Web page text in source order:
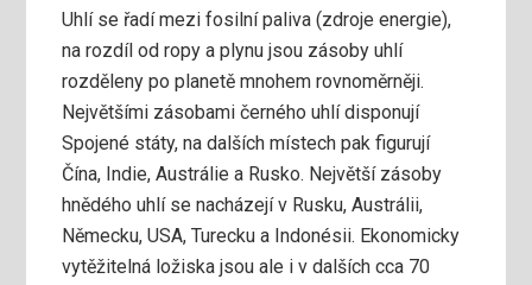
Uhlí se řadí mezi fosilní paliva (zdroje energie),
na rozdíl od ropy a plynu jsou zásoby uhlí
rozděleny po planetě mnohem rovnoměrněji.
Největšími zásobami černého uhlí disponují
Spojené státy, na dalších místech pak figurují
Čína, Indie, Austrálie a Rusko. Největší zásoby
hnědého uhlí se nacházejí v Rusku, Austrálii,
Německu, USA, Turecku a Indonésii. Ekonomicky
vytěžitelná ložiska jsou ale i v dalších cca 70